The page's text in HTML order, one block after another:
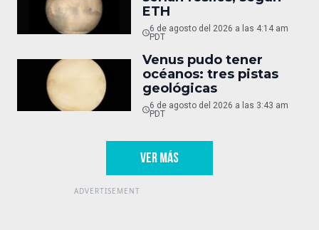
ETH
6 de agosto del 2026 a las 4:14 am
PDT
Venus pudo tener
océanos: tres pistas
geológicas
6 de agosto del 2026 a las 3:43 am
PDT
VER MÁS